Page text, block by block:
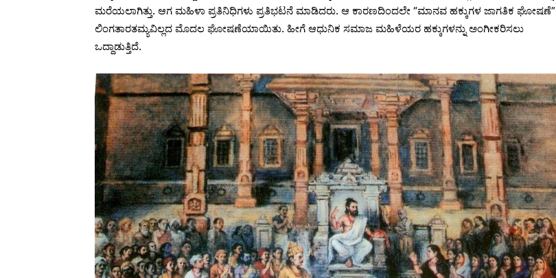
ಮರೆಯಲಾಗಿತ್ತು. ಆಗ ಮಹಿಳಾ ಪ್ರತಿನಿಧಿಗಳು ಪ್ರತಿಭಟನೆ ಮಾಡಿದರು. ಆ ಕಾರಣದಿಂದಲೇ “ಮಾನವ ಹಕ್ಕುಗಳ ಜಾಗತಿಕ ಘೋಷಣೆ”
ಲಿಂಗತಾರತಮ್ಯವಿಲ್ಲದ ಮೊದಲ ಘೋಷಣೆಯಾಯಿತು. ಹೀಗೆ ಆಧುನಿಕ ಸಮಾಜ ಮಹಿಳೆಯರ ಹಕ್ಕುಗಳನ್ನು ಅಂಗೀಕರಿಸಲು
ಒದ್ದಾಡುತ್ತಿದೆ.